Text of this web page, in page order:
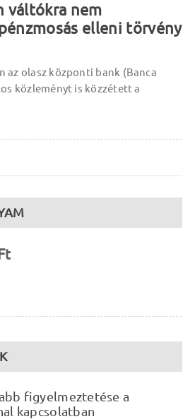
váltókra nem
elleni törvény
az olasz központi bank (Banca
közleményt is közzétett a
figyelmeztetése a
kapcsolatban